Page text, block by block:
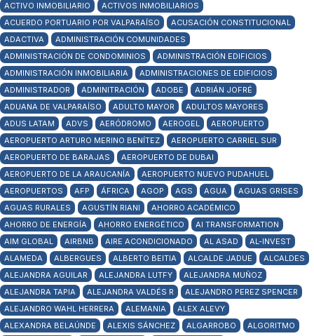
ACTIVO INMOBILIARIO
ACTIVOS INMOBILIARIOS
ACUERDO PORTUARIO POR VALPARAÍSO
ACUSACIÓN CONSTITUCIONAL
ADACTIVA
ADMINISTRACIÓN COMUNIDADES
ADMINISTRACIÓN DE CONDOMINIOS
ADMINISTRACIÓN EDIFICIOS
ADMINISTRACIÓN INMOBILIARIA
ADMINISTRACIONES DE EDIFICIOS
ADMINISTRADOR
ADMINITRACIÓN ADOBE
ADRIÁN JOFRÉ
ADUANA DE VALPARAÍSO
ADULTO MAYOR
ADULTOS MAYORES
ADUS LATAM
ADVS AERÓDROMO AEROGEL
AEROPUERTO
AEROPUERTO ARTURO MERINO BENÍTEZ
AEROPUERTO CARRIEL SUR
AEROPUERTO DE BARAJAS
AEROPUERTO DE DUBAI
AEROPUERTO DE LA ARAUCANÍA
AEROPUERTO NUEVO PUDAHUEL
AEROPUERTOS
AFP ÁFRICA AGOP AGS AGUA
AGUAS GRISES
AGUAS RURALES
AGUSTÍN RIANI
AHORRO ACADÉMICO
AHORRO DE ENERGÍA
AHORRO ENERGÉTICO
AI TRANSFORMATION
AIM GLOBAL
AIRBNB AIRE ACONDICIONADO AL ASAD
AL-INVEST
ALAMEDA
ALBERGUES ALBERTO BEITIA ALCALDE JADUE
ALCALDES
ALEJANDRA AGUILAR
ALEJANDRA LUTFY
ALEJANDRA MUÑOZ
ALEJANDRA TAPIA
ALEJANDRA VALDÉS R
ALEJANDRO PEREZ SPENCER
ALEJANDRO WAHL HERRERA
ALEMANIA
ALEX ALEVY
ALEXANDRA BELAÚNDE
ALEXIS SÁNCHEZ ALGARROBO
ALGORITMO